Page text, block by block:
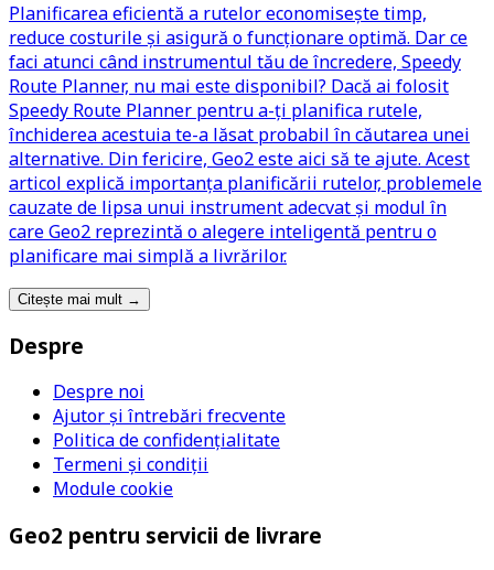
Planificarea eficientă a rutelor economisește timp,
reduce costurile și asigură o funcționare optimă. Dar ce
faci atunci când instrumentul tău de încredere, Speedy
Route Planner, nu mai este disponibil? Dacă ai folosit
Speedy Route Planner pentru a-ți planifica rutele,
închiderea acestuia te-a lăsat probabil în căutarea unei
alternative. Din fericire, Geo2 este aici să te ajute. Acest
articol explică importanța planificării rutelor, problemele
cauzate de lipsa unui instrument adecvat și modul în
care Geo2 reprezintă o alegere inteligentă pentru o
planificare mai simplă a livrărilor.
Citește mai mult →
Despre
Despre noi
Ajutor și întrebări frecvente
Politica de confidențialitate
Termeni și condiții
Module cookie
Geo2 pentru servicii de livrare